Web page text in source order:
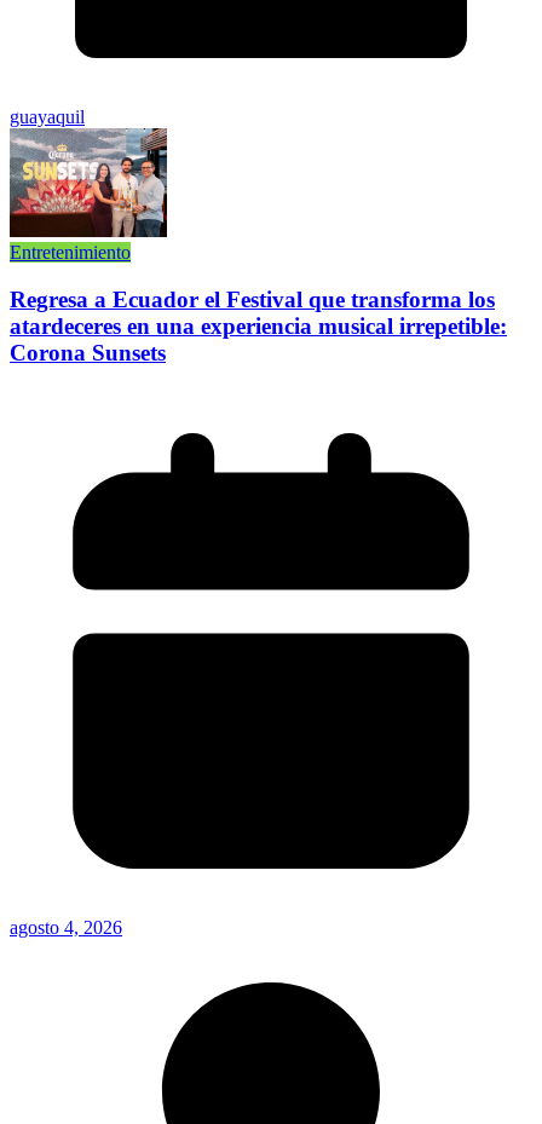
guayaquil
Entretenimiento
Regresa a Ecuador el Festival que transforma los
atardeceres en una experiencia musical irrepetible:
Corona Sunsets
agosto 4, 2026